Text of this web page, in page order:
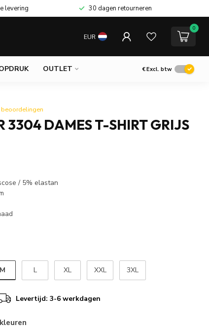
levering 30 dagen retourneren
EUR
0
OUTLET €Excl. btw
3304 DAMES T-SHIRT GRIJS
/ 5% elastan
M L XL XXL 3XL
Levertijd: 3-6 werkdagen